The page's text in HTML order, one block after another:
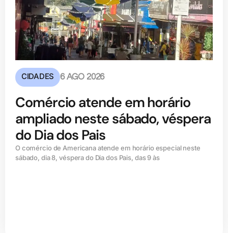
CIDADES 6 AGO 2026
Comércio atende em horário
ampliado neste sábado, véspera
do Dia dos Pais
O comércio de Americana atende em horário especial neste
sábado, dia 8, véspera do Dia dos Pais, das 9 às